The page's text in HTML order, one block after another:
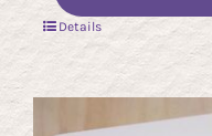
Details